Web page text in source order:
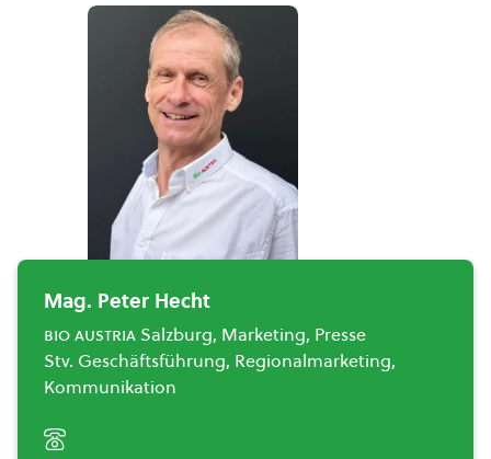
Mag. Peter Hecht
bio austria Salzburg, Marketing, Presse
Stv. Geschäftsführung, Regionalmarketing,
Kommunikation